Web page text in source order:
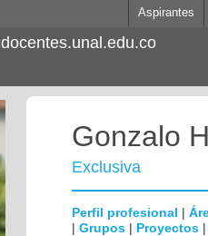
Aspirantes
docentes.unal.edu.co
Gonzalo
Exclusiva
Perfil profesional |
| Grupos | Proyectos